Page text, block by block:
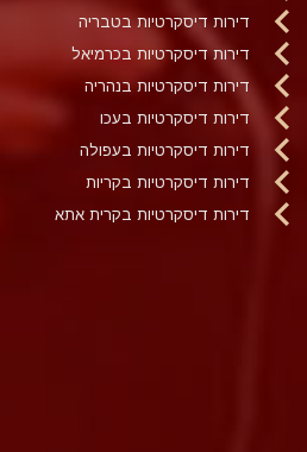
דירות דיסקרטיות בטבריה
דירות דיסקרטיות בכרמיאל
דירות דיסקרטיות בנהריה
דירות דיסקרטיות בעכו
דירות דיסקרטיות בעפולה
דירות דיסקרטיות בקריות
דירות דיסקרטיות בקרית אתא